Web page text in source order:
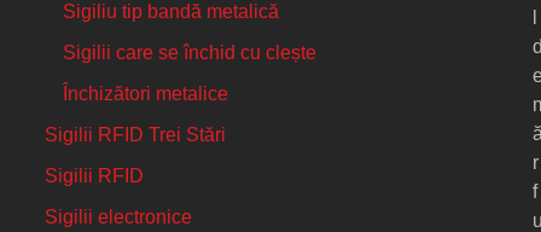
Sigiliu tip bandă metalică
Sigilii care se închid cu clește
Închizători metalice
Sigilii RFID Trei Stări
Sigilii RFID
Sigilii electronice
r
f